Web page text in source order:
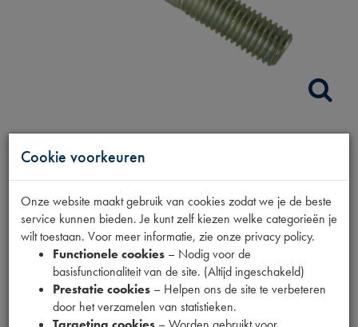
BOUT ACHTERAS
BEVESTIGING
Productnummer
6300409
Prijs
3,51 (€ 2,90 excl. btw)
Cookie voorkeuren
Onze website maakt gebruik van cookies zodat we je de beste
service kunnen bieden. Je kunt zelf kiezen welke categorieën je
wilt toestaan. Voor meer informatie, zie onze privacy policy.
Functionele cookies – Nodig voor de
basisfunctionaliteit van de site. (Altijd ingeschakeld)
Prestatie cookies – Helpen ons de site te verbeteren
door het verzamelen van statistieken.